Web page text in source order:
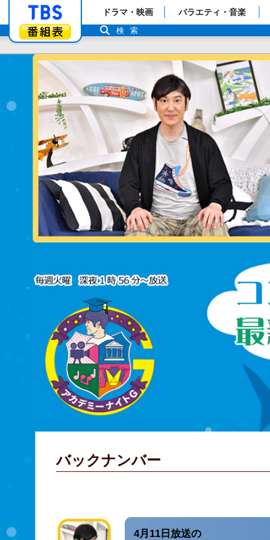
「TBSテレビ」トップページ
番組表
ドラマ・映画 バラエティ・音楽
検索
バックナンバー
4月11日放送の